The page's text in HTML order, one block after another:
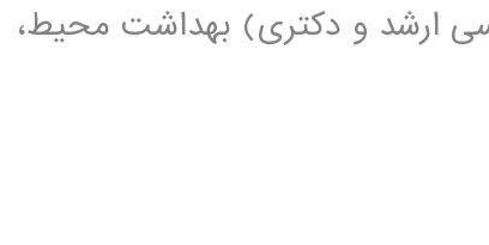
ارشد و دکتری) بهداشت محيط،